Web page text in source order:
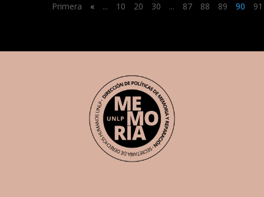
Primera « ... 10 20 30 ... 87 88 89 90 91